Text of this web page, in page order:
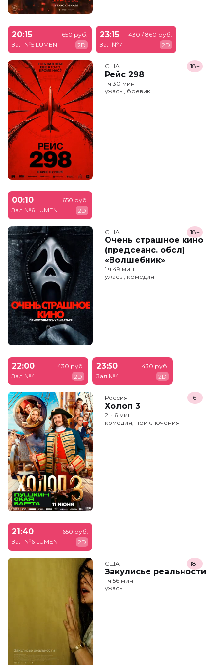
20:15
Зал №5 LUMEN
650 руб.
2D
23:15
Зал №7
430 / 860 руб.
2D
США
Рейс 298
18+
1 ч 30 мин
ужасы, боевик
00:10
Зал №6 LUMEN
650 руб.
2D
США
Очень страшное кино
(предсеанс. обсл)
«Волшебник»
18+
1 ч 49 мин
ужасы, комедия
22:00
Зал №4
430 руб.
2D
23:50
Зал №4
430 руб.
2D
Россия
Холоп 3
16+
2 ч 6 мин
комедия, приключения
21:40
Зал №6 LUMEN
650 руб.
2D
США
Закулисье реальности
18+
1 ч 56 мин
ужасы